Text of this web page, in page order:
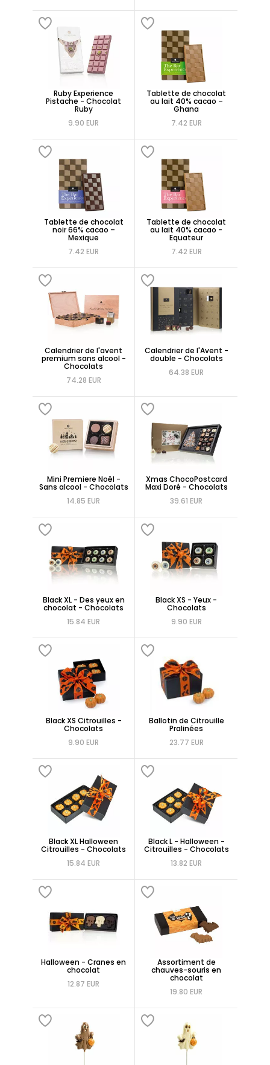
Ruby Experience
Pistache - Chocolat
Ruby
9.90 EUR
Tablette de chocolat
au lait 40% cacao –
Ghana
7.42 EUR
Tablette de chocolat
noir 66% cacao –
Mexique
7.42 EUR
Tablette de chocolat
au lait 40% cacao -
Equateur
7.42 EUR
Calendrier de l'avent
premium sans alcool -
Chocolats
74.28 EUR
Calendrier de l'Avent -
double - Chocolats
64.38 EUR
Mini Premiere Noël -
Sans alcool - Chocolats
14.85 EUR
Xmas ChocoPostcard
Maxi Doré - Chocolats
39.61 EUR
Black XL - Des yeux en
chocolat - Chocolats
15.84 EUR
Black XS - Yeux -
Chocolats
9.90 EUR
Black XS Citrouilles -
Chocolats
9.90 EUR
Ballotin de Citrouille
Pralinées
23.77 EUR
Black XL Halloween
Citrouilles - Chocolats
15.84 EUR
Black L - Halloween -
Citrouilles - Chocolats
13.82 EUR
Halloween - Cranes en
chocolat
12.87 EUR
Assortiment de
chauves-souris en
chocolat
19.80 EUR